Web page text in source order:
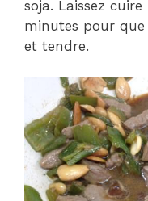
soja. Laissez
minutes pour
et tendre.